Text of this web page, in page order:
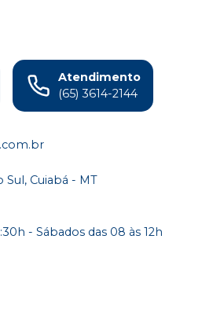
Atendimento
(65) 3614-2144
Sul, Cuiabá - MT
- Sábados das 08 às 12h